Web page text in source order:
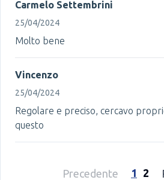
Carmelo Settembrini
25/04/2024
Molto bene
Vincenzo
25/04/2024
Regolare e preciso, cercavo
questo
Precedente 1 2